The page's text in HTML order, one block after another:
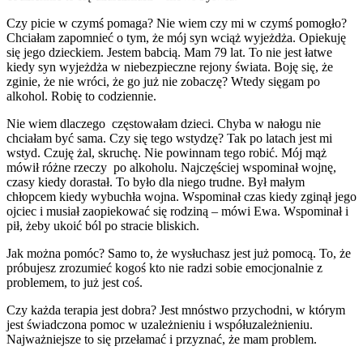
Czy picie w czymś pomaga? Nie wiem czy mi w czymś pomogło?
Chciałam zapomnieć o tym, że mój syn wciąż wyjeżdża. Opiekuję
się jego dzieckiem. Jestem babcią. Mam 79 lat. To nie jest łatwe
kiedy syn wyjeżdża w niebezpieczne rejony świata. Boję się, że
zginie, że nie wróci, że go już nie zobaczę? Wtedy sięgam po
alkohol. Robię to codziennie.
Nie wiem dlaczego częstowałam dzieci. Chyba w nałogu nie
chciałam być sama. Czy się tego wstydzę? Tak po latach jest mi
wstyd. Czuję żal, skruchę. Nie powinnam tego robić. Mój mąż
mówił różne rzeczy po alkoholu. Najczęściej wspominał wojnę,
czasy kiedy dorastał. To było dla niego trudne. Był małym
chłopcem kiedy wybuchła wojna. Wspominał czas kiedy zginął jego
ojciec i musiał zaopiekować się rodziną – mówi Ewa. Wspominał i
pił, żeby ukoić ból po stracie bliskich.
Jak można pomóc? Samo to, że wysłuchasz jest już pomocą. To, że
próbujesz zrozumieć kogoś kto nie radzi sobie emocjonalnie z
problemem, to już jest coś.
Czy każda terapia jest dobra? Jest mnóstwo przychodni, w którym
jest świadczona pomoc w uzależnieniu i współuzależnieniu.
Najważniejsze to się przełamać i przyznać, że mam problem.